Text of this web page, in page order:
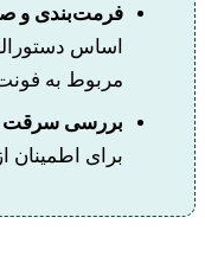
فرمت‌بندی و
اساس
مربوط به
بررسی سرقت
برای اطمینان